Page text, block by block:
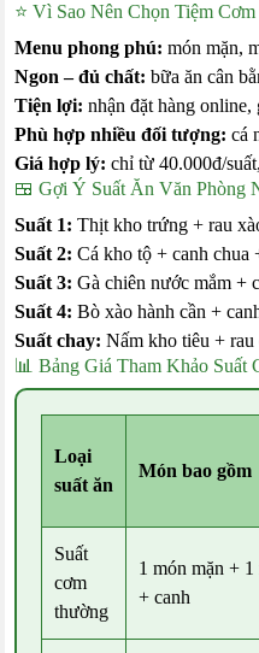
⭐ Vì Sao Nên Chọn Tiệm
Menu phong phú: món mặn,
Ngon – đủ chất: bữa ăn cân
Tiện lợi: nhận đặt hàng
Phù hợp nhiều đối tượng: cá
Giá hợp lý: chỉ từ 40.000đ/
🍱 Gợi Ý Suất Ăn Văn Phòng
Suất 1: Thịt kho trứng + rau
Suất 2: Cá kho tộ + canh chua
Suất 3: Gà chiên nước mắm +
Suất 4: Bò xào hành cần +
Suất chay: Nấm kho tiêu + rau
📊 Bảng Giá Tham Khảo Suất
Loại
suất ăn
Món bao gồm
Suất
cơm
thường
1 món mặn + 1
+ canh